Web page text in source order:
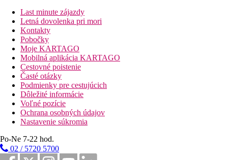
Last minute zájazdy
Letná dovolenka pri mori
Kontakty
Pobočky
Moje KARTAGO
Mobilná aplikácia KARTAGO
Cestovné poistenie
Časté otázky
Podmienky pre cestujúcich
Dôležité informácie
Voľné pozície
Ochrana osobných údajov
Nastavenie súkromia
Po-Ne 7-22 hod.
02 / 5720 5700